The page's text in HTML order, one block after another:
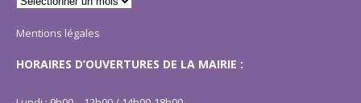
Mentions légales
HORAIRES D’OUVERTURES DE LA MAIRIE :